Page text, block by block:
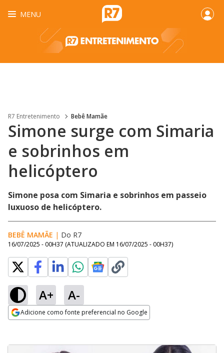
MENU
R7 Entretenimento Bebê Mamãe
Simone surge com Simaria
e sobrinhos em
helicóptero
Simone posa com Simaria e sobrinhos em passeio
luxuoso de helicóptero.
BEBÊ MAMÃE | Do R7
16/07/2025 - 00H37 (ATUALIZADO EM 16/07/2025 - 00H37)
A+ A-
Adicione como fonte preferencial no Google